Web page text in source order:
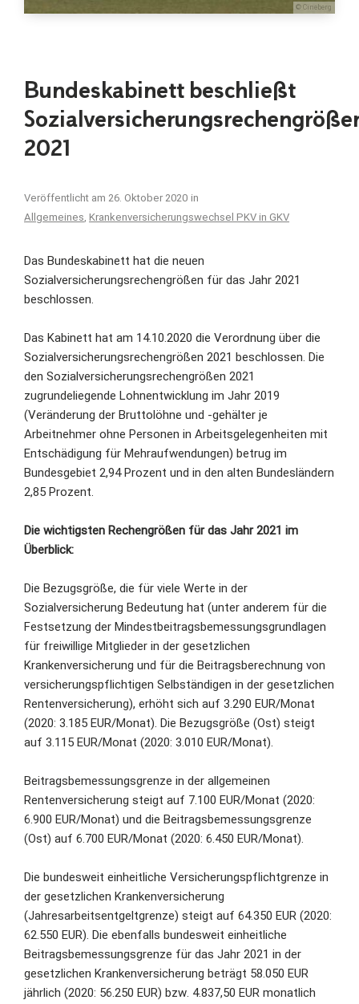
© Cineberg
Bundeskabinett beschließt
2021
Veröffentlicht am 26. Oktober 2020 in
Allgemeines, Krankenversicherungswechsel PKV in GKV
Das Bundeskabinett hat die neuen
Sozialversicherungsrechengrößen für das Jahr 2021
beschlossen.
Das Kabinett hat am 14.10.2020 die Verordnung über die
Sozialversicherungsrechengrößen 2021 beschlossen. Die
den Sozialversicherungsrechengrößen 2021
zugrundeliegende Lohnentwicklung im Jahr 2019
(Veränderung der Bruttolöhne und -gehälter je
Arbeitnehmer ohne Personen in Arbeitsgelegenheiten mit
Entschädigung für Mehraufwendungen) betrug im
Bundesgebiet 2,94 Prozent und in den alten Bundesländern
2,85 Prozent.
Die wichtigsten Rechengrößen für das Jahr 2021 im
Überblick:
Die Bezugsgröße, die für viele Werte in der
Sozialversicherung Bedeutung hat (unter anderem für die
Festsetzung der Mindestbeitragsbemessungsgrundlagen
für freiwillige Mitglieder in der gesetzlichen
Krankenversicherung und für die Beitragsberechnung von
versicherungspflichtigen Selbständigen in der gesetzlichen
Rentenversicherung), erhöht sich auf 3.290 EUR/Monat
(2020: 3.185 EUR/Monat). Die Bezugsgröße (Ost) steigt
auf 3.115 EUR/Monat (2020: 3.010 EUR/Monat).
Beitragsbemessungsgrenze in der allgemeinen
Rentenversicherung steigt auf 7.100 EUR/Monat (2020:
6.900 EUR/Monat) und die Beitragsbemessungsgrenze
(Ost) auf 6.700 EUR/Monat (2020: 6.450 EUR/Monat).
Die bundesweit einheitliche Versicherungspflichtgrenze in
der gesetzlichen Krankenversicherung
(Jahresarbeitsentgeltgrenze) steigt auf 64.350 EUR (2020:
62.550 EUR). Die ebenfalls bundesweit einheitliche
Beitragsbemessungsgrenze für das Jahr 2021 in der
gesetzlichen Krankenversicherung beträgt 58.050 EUR
jährlich (2020: 56.250 EUR) bzw. 4.837,50 EUR monatlich